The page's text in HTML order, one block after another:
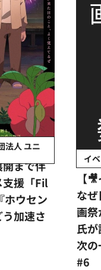
法人 ユニ
まで伴
支援「Fil
ウセン
加速さ
イ
【
な
画
氏
次
#6